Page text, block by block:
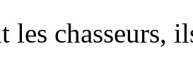
les chasseurs,